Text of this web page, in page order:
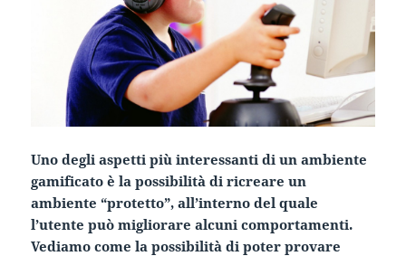
Uno degli aspetti più interessanti di un ambiente
gamificato è la possibilità di ricreare un
ambiente “protetto”, all’interno del quale
l’utente può migliorare alcuni comportamenti.
Vediamo come la possibilità di poter provare